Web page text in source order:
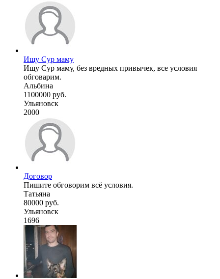
Ищу Сур маму
Ищу Сур маму, без вредных привычек, все условия
обговарим.
Альбина
1100000 руб.
Ульяновск
2000
Договор
Пишите обговорим всё условия.
Татьяна
80000 руб.
Ульяновск
1696